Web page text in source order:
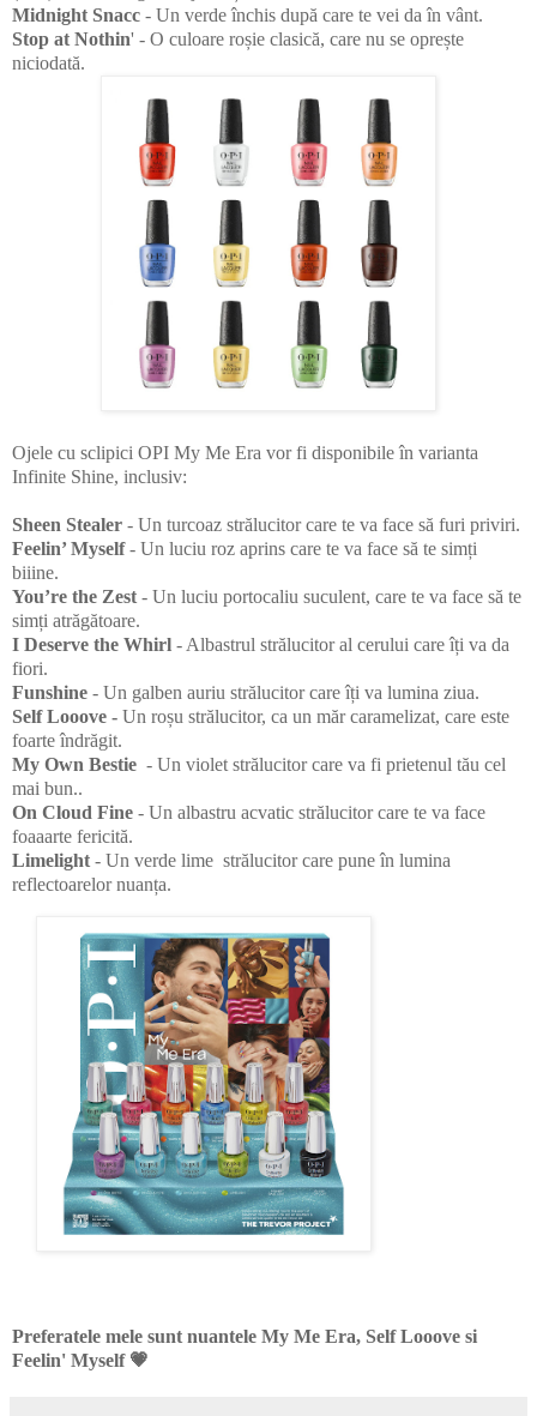
Midnight Snacc - Un verde închis după care te vei da în vânt.
Stop at Nothin' - O culoare roșie clasică, care nu se oprește
niciodată.
Ojele cu sclipici OPI My Me Era vor fi disponibile în varianta
Infinite Shine, inclusiv:
Sheen Stealer - Un turcoaz strălucitor care te va face să furi priviri.
Feelin’ Myself- Un luciu roz aprins care te va face să te simți
biiine.
You’re the Zest - Un luciu portocaliu suculent, care te va face să te
simți atrăgătoare.
I Deserve the Whirl - Albastrul strălucitor al cerului care îți va da
fiori.
Funshine - Un galben auriu strălucitor care îți va lumina ziua.
Self Looove - Un roșu strălucitor, ca un măr caramelizat, care este
foarte îndrăgit.
My Own Bestie - Un violet strălucitor care va fi prietenul tău cel
mai bun..
On Cloud Fine - Un albastru acvatic strălucitor care te va face
foaaarte fericită.
Limelight - Un verde lime strălucitor care pune în lumina
reflectoarelor nuanța.
Preferatele mele sunt nuantele My Me Era, Self Looove si
Feelin' Myself 💗